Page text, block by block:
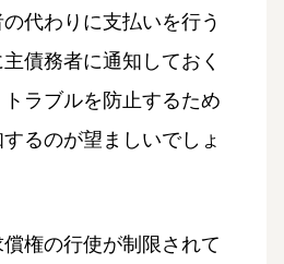
代わりに支払いを行う
債務者に通知しておく
ラブルを防止するため
るのが望ましいでしょ
権の行使が制限されて